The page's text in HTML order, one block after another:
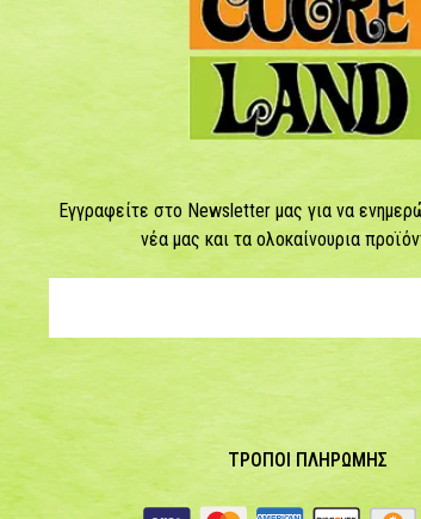
Εγγραφείτε στο Newsletter μας για να
νέα μας και τα ολοκαίνουρια
ΤΡΟΠΟΙ ΠΛΗΡΩΜΗΣ